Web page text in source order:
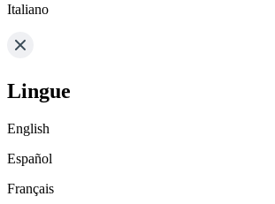
Italiano
Lingue
English
Español
Français